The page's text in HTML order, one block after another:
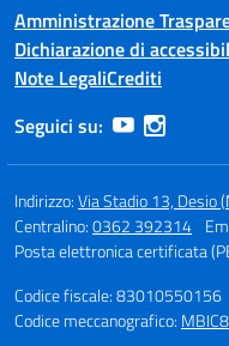
Amministrazione
Dichiarazione di
Note LegaliCrediti
Seguici su:
Indirizzo:Via Stadio 13, Desio
Centralino:0362 392314
Posta elettronica certificata
Codice fiscale: 83010550156
Codice meccanografico: